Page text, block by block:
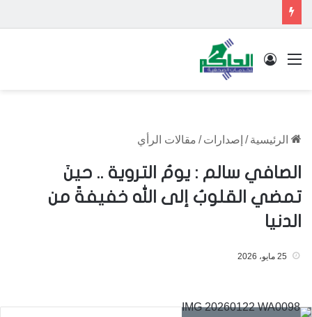
القائمة تسجيل الدخول
الرئيسية / إصدارات / مقالات الرأي
الصافي سالم : يومُ التروية .. حينَ
تمضي القلوبُ إلى الله خفيفةً من
الدنيا
25 مايو، 2026